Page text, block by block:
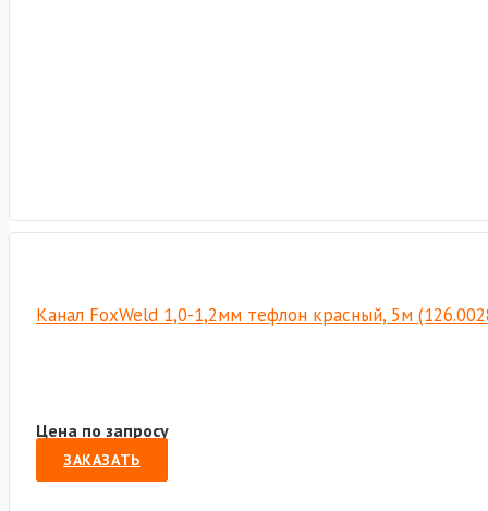
Канал FoxWeld 1,0-1,2мм тефлон красный, 5м
Цена по запросу
ЗАКАЗАТЬ